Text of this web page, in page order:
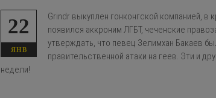
22
ЯНВ
Grindr выкуплен гонконгской компанией, в
появился аккроним ЛГБТ, чеченские
утверждать, что певец Зелимхан Бакаев
правительственной атаки на геев. Эти и
недели!